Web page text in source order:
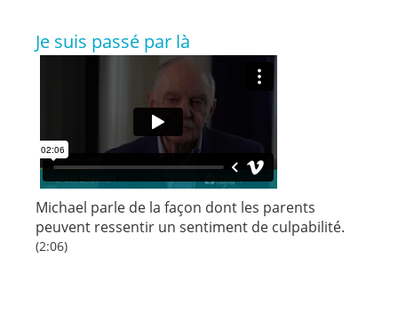
Je suis passé par là
Michael parle de la façon dont les parents
peuvent ressentir un sentiment de culpabilité.
(2:06)